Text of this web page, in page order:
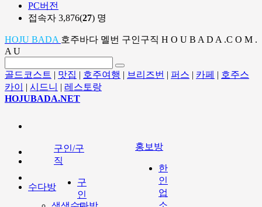
PC버전
접속자 3,876(27) 명
HOJU BADA 호주바다 멜번 구인구직 H O U B A D A .C O M .
A U
골드코스트 | 맛집 | 호주여행 | 브리즈번 | 퍼스 | 카페 | 호주스
카이
| 시드니 | 레스토랑
HOJUBADA.NET
수다방
구인/구
직
구
인
홍보방
한
인
업
소